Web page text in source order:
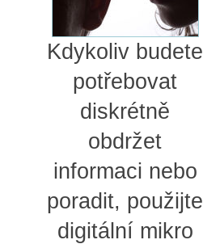
Kdykoliv budete
potřebovat
diskrétně
obdržet
informaci nebo
poradit, použijte
digitální mikro